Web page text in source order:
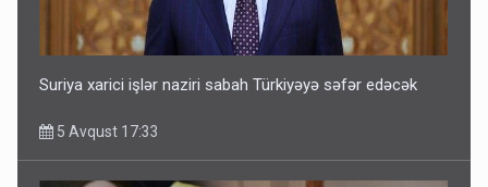
Suriya xarici işlər naziri sabah Türkiyəyə səfər edəcək
5 Avqust 17:33